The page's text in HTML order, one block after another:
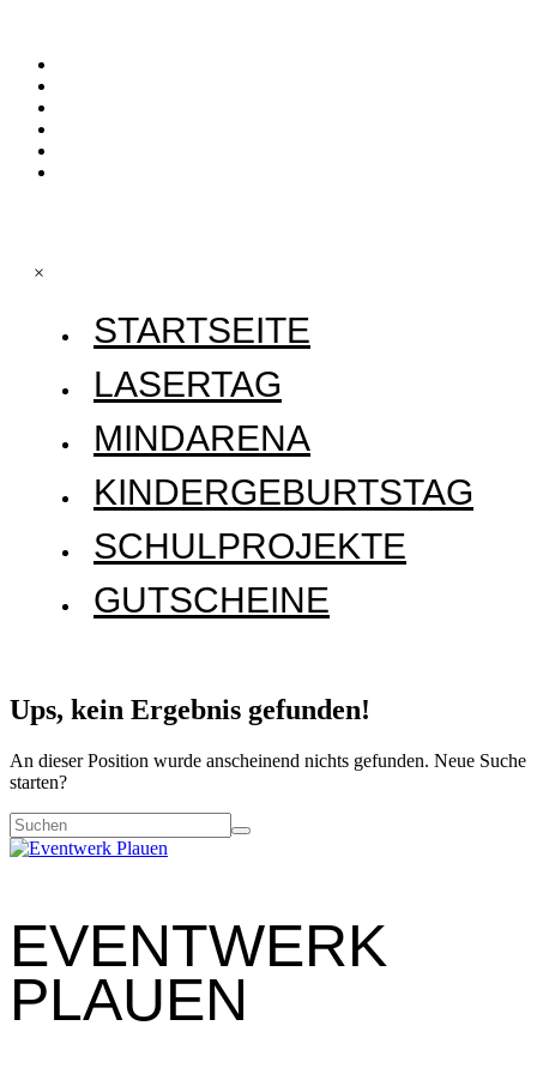
×
STARTSEITE
LASERTAG
MINDARENA
KINDERGEBURTSTAG
SCHULPROJEKTE
GUTSCHEINE
Ups, kein Ergebnis gefunden!
An dieser Position wurde anscheinend nichts gefunden. Neue Suche
starten?
EVENTWERK
PLAUEN